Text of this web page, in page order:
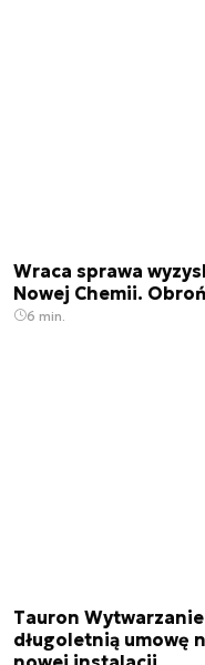
Wraca sprawa
Nowej Chemii.
6 min.
Tauron
długoletnią umowę